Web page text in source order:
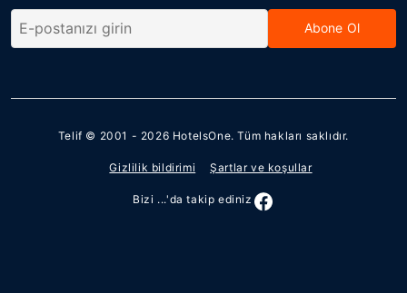
Abone Ol
Telif © 2001 - 2026 HotelsOne. Tüm hakları saklıdır.
Gizlilik bildirimi Şartlar ve koşullar
Bizi ...'da takip ediniz